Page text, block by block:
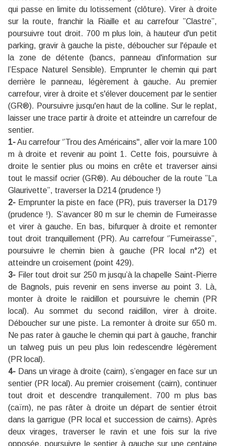
qui passe en limite du lotissement (clôture). Virer à droite
sur la route, franchir la Riaille et au carrefour ’’Clastre’’,
poursuivre tout droit. 700 m plus loin, à hauteur d'un petit
parking, gravir à gauche la piste, déboucher sur l'épaule et
la zone de détente (bancs, panneau d'information sur
l’Espace Naturel Sensible). Emprunter le chemin qui part
derrière le panneau, légèrement à gauche. Au premier
carrefour, virer à droite et s'élever doucement par le sentier
(GR®). Poursuivre jusqu'en haut de la colline. Sur le replat,
laisser une trace partir à droite et atteindre un carrefour de
sentier.
1-Au carrefour ‘’Trou des Américains", aller voir la mare 100
m à droite et revenir au point 1. Cette fois, poursuivre à
droite le sentier plus ou moins en crête et traverser ainsi
tout le massif ocrier (GR®). Au déboucher de la route ’’La
Glaurivette’’, traverser la D214 (prudence !)
2- Emprunter la piste en face (PR), puis traverser la D179
(prudence !). S’avancer 80 m sur le chemin de Fumeirasse
et virer à gauche. En bas, bifurquer à droite et remonter
tout droit tranquillement (PR). Au carrefour ‘’Fumeirasse’’,
poursuivre le chemin bien à gauche (PR local n°2) et
atteindre un croisement (point 429).
3- Filer tout droit sur 250 m jusqu’à la chapelle Saint-Pierre
de Bagnols, puis revenir en sens inverse au point 3. Là,
monter à droite le raidillon et poursuivre le chemin (PR
local). Au sommet du second raidillon, virer à droite.
Déboucher sur une piste. La remonter à droite sur 650 m.
Ne pas rater à gauche le chemin qui part à gauche, franchir
un talweg puis un peu plus loin redescendre légèrement
(PR local).
4- Dans un virage à droite (cairn), s’engager en face sur un
sentier (PR local). Au premier croisement (cairn), continuer
tout droit et descendre tranquilement. 700 m plus bas
(caïrn), ne pas râter à droite un départ de sentier étroit
dans la garrigue (PR local et succession de cairns). Après
deux virages, traverser le ravin et une fois sur la rive
opposée, poursuivre le sentier à gauche sur une centaine